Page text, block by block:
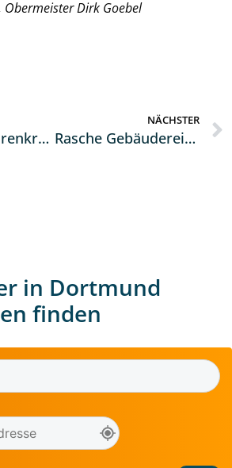
Obermeister Dirk Goebel
Trauer um Ehrenkreishandwerksmeister Peter Burmann
NÄCHSTER
Rasche Gebäudereinigung feiert 50 saubere Jahre
in Dortmund
finden